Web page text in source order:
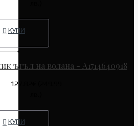
КУПИ
ъгъл на волана - A1714640918
127.82€ (249.99
КУПИ